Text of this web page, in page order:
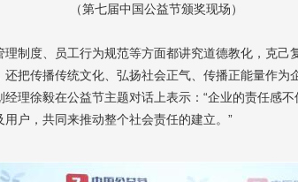
（第七届中国公益节颁奖现场）
制度、员工行为规范等方面都讲究道德教化，克己
把传播传统文化、弘扬社会正气、传播正能量作为
理徐毅在公益节主题对话上表示：“企业的责任感
户，共同来推动整个社会责任的建立。”